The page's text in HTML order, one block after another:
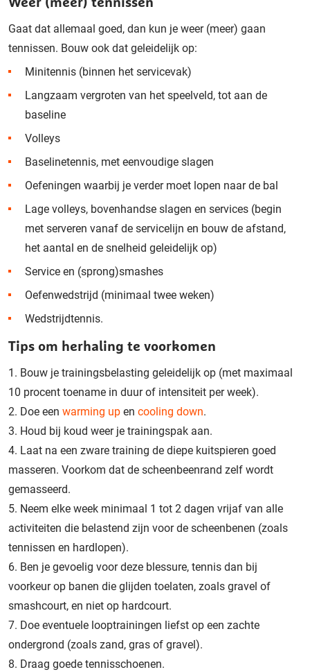
Gaat dat allemaal goed, dan kun je weer (meer) gaan
tennissen. Bouw ook dat geleidelijk op:
Minitennis (binnen het servicevak)
Langzaam vergroten van het speelveld, tot aan de
baseline
Volleys
Baselinetennis, met eenvoudige slagen
Oefeningen waarbij je verder moet lopen naar de bal
Lage volleys, bovenhandse slagen en services (begin
met serveren vanaf de servicelijn en bouw de afstand,
het aantal en de snelheid geleidelijk op)
Service en (sprong)smashes
Oefenwedstrijd (minimaal twee weken)
Wedstrijdtennis.
Tips om herhaling te voorkomen
Bouw je trainingsbelasting geleidelijk op (met maximaal
10 procent toename in duur of intensiteit per week).
Doe een warming up en cooling down.
Houd bij koud weer je trainingspak aan.
Laat na een zware training de diepe kuitspieren goed
masseren. Voorkom dat de scheenbeenrand zelf wordt
gemasseerd.
Neem elke week minimaal 1 tot 2 dagen vrijaf van alle
activiteiten die belastend zijn voor de scheenbenen (zoals
tennissen en hardlopen).
Ben je gevoelig voor deze blessure, tennis dan bij
voorkeur op banen die glijden toelaten, zoals gravel of
smashcourt, en niet op hardcourt.
Doe eventuele looptrainingen liefst op een zachte
ondergrond (zoals zand, gras of gravel).
Draag goede tennisschoenen.